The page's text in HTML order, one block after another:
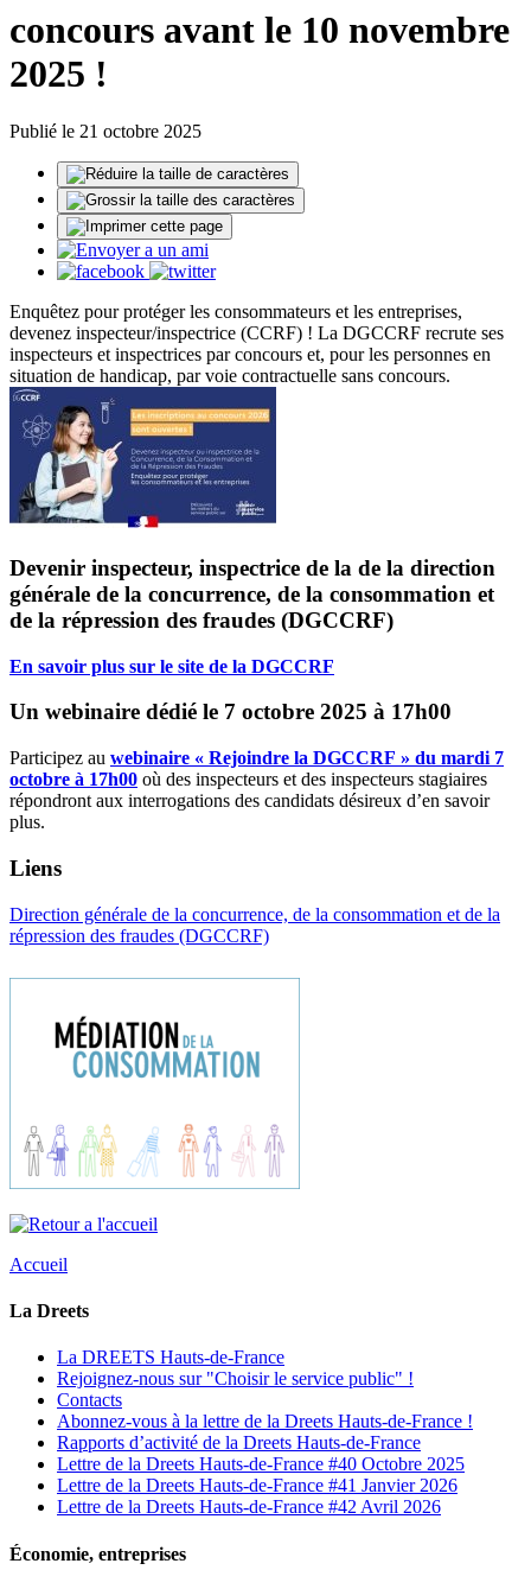
concours avant le 10 novembre
2025 !
Publié le 21 octobre 2025
Enquêtez pour protéger les consommateurs et les entreprises,
devenez inspecteur/inspectrice (CCRF) ! La DGCCRF recrute ses
inspecteurs et inspectrices par concours et, pour les personnes en
situation de handicap, par voie contractuelle sans concours.
Devenir inspecteur, inspectrice de la de la direction
générale de la concurrence, de la consommation et
de la répression des fraudes (DGCCRF)
En savoir plus sur le site de la DGCCRF
Un webinaire dédié le 7 octobre 2025 à 17h00
Participez au webinaire « Rejoindre la DGCCRF » du mardi 7
octobre à 17h00 où des inspecteurs et des inspecteurs stagiaires
répondront aux interrogations des candidats désireux d’en savoir
plus.
Liens
Direction générale de la concurrence, de la consommation et de la
répression des fraudes (DGCCRF)
Accueil
La Dreets
La DREETS Hauts-de-France
Rejoignez-nous sur "Choisir le service public" !
Contacts
Abonnez-vous à la lettre de la Dreets Hauts-de-France !
Rapports d’activité de la Dreets Hauts-de-France
Lettre de la Dreets Hauts-de-France #40 Octobre 2025
Lettre de la Dreets Hauts-de-France #41 Janvier 2026
Lettre de la Dreets Hauts-de-France #42 Avril 2026
Économie, entreprises